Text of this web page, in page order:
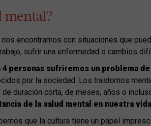
mental?
encontramos con situaciones que
sufrir una enfermedad o cambios
4 personas sufriremos un problema
por la sociedad. Los trastornos
duración corta, de meses, años o
de la salud mental en nuestra
que la cultura tiene un papel